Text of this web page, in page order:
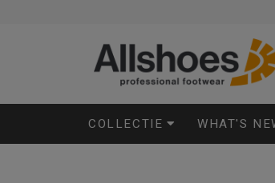
COLLECTIE WHAT'S